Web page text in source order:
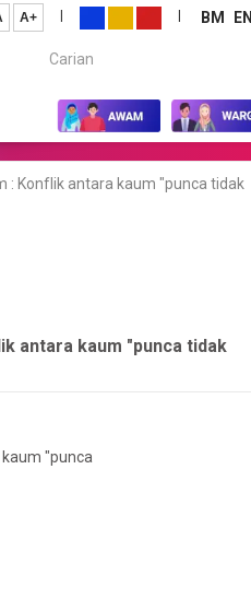
A+ | | BM
EN
Carian...
: Konflik antara kaum "punca tidak
antara kaum "punca tidak
"punca